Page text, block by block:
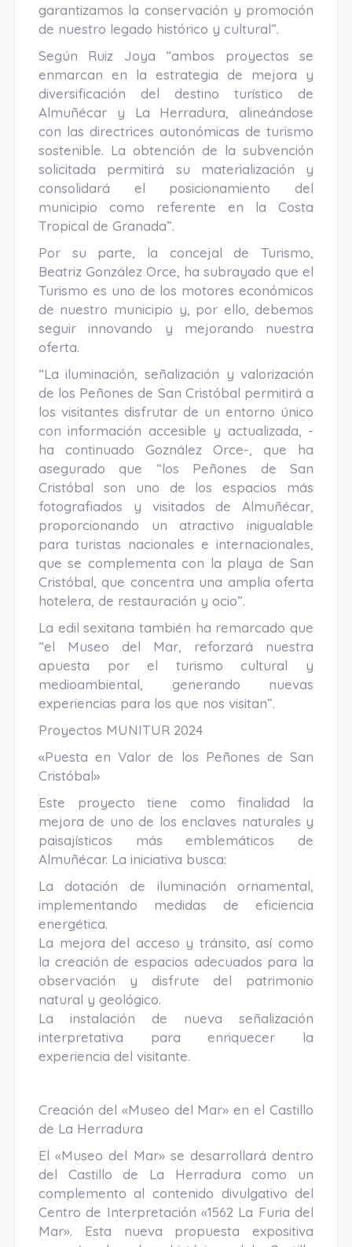
garantizamos la conservación y promoción
de nuestro legado histórico y cultural”.
Según Ruiz Joya “ambos proyectos se
enmarcan en la estrategia de mejora y
diversificación del destino turístico de
Almuñécar y La Herradura, alineándose
con las directrices autonómicas de turismo
sostenible. La obtención de la subvención
solicitada permitirá su materialización y
consolidará el posicionamiento del
municipio como referente en la Costa
Tropical de Granada”.
Por su parte, la concejal de Turismo,
Beatriz González Orce, ha subrayado que el
Turismo es uno de los motores económicos
de nuestro municipio y, por ello, debemos
seguir innovando y mejorando nuestra
oferta.
“La iluminación, señalización y valorización
de los Peñones de San Cristóbal permitirá a
los visitantes disfrutar de un entorno único
con información accesible y actualizada, -
ha continuado Goznález Orce-, que ha
asegurado que “los Peñones de San
Cristóbal son uno de los espacios más
fotografiados y visitados de Almuñécar,
proporcionando un atractivo inigualable
para turistas nacionales e internacionales,
que se complementa con la playa de San
Cristóbal, que concentra una amplia oferta
hotelera, de restauración y ocio”.
La edil sexitana también ha remarcado que
“el Museo del Mar, reforzará nuestra
apuesta por el turismo cultural y
medioambiental, generando nuevas
experiencias para los que nos visitan”.
Proyectos MUNITUR 2024
«Puesta en Valor de los Peñones de San
Cristóbal»
Este proyecto tiene como finalidad la
mejora de uno de los enclaves naturales y
paisajísticos más emblemáticos de
Almuñécar. La iniciativa busca:
La dotación de iluminación ornamental,
implementando medidas de eficiencia
energética.
La mejora del acceso y tránsito, así como
la creación de espacios adecuados para la
observación y disfrute del patrimonio
natural y geológico.
La instalación de nueva señalización
interpretativa para enriquecer la
experiencia del visitante.
Creación del «Museo del Mar» en el Castillo
de La Herradura
El «Museo del Mar» se desarrollará dentro
del Castillo de La Herradura como un
complemento al contenido divulgativo del
Centro de Interpretación «1562 La Furia del
Mar». Esta nueva propuesta expositiva